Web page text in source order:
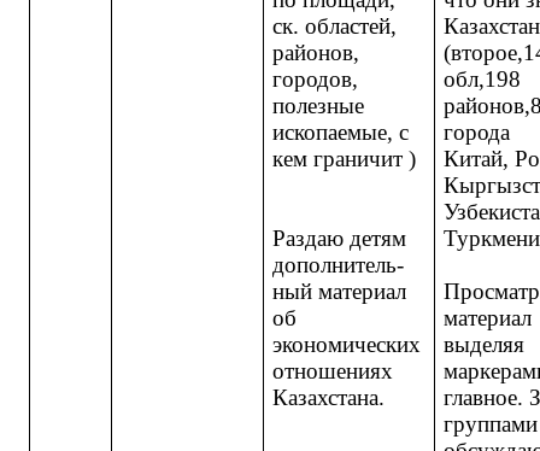
ск. областей,
районов,
городов,
полезные
ископаемые, с
кем граничит )
Раздаю детям
дополнитель-
ный материал
об
экономических
отношениях
Казахстана.
обл,198
города
Китай,
материал
выделяя
главное.
группами